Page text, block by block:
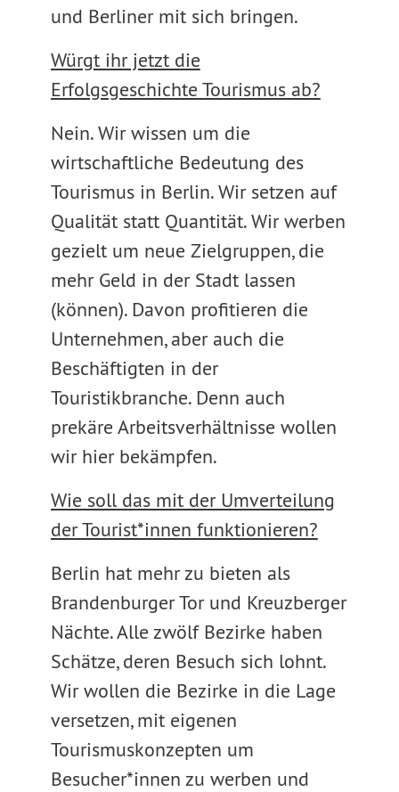
und Berliner mit sich bringen.
Würgt ihr jetzt die
Erfolgsgeschichte Tourismus ab?
Nein. Wir wissen um die
wirtschaftliche Bedeutung des
Tourismus in Berlin. Wir setzen auf
Qualität statt Quantität. Wir werben
gezielt um neue Zielgruppen, die
mehr Geld in der Stadt lassen
(können). Davon profitieren die
Unternehmen, aber auch die
Beschäftigten in der
Touristikbranche. Denn auch
prekäre Arbeitsverhältnisse wollen
wir hier bekämpfen.
Wie soll das mit der Umverteilung
der Tourist*innen funktionieren?
Berlin hat mehr zu bieten als
Brandenburger Tor und Kreuzberger
Nächte. Alle zwölf Bezirke haben
Schätze, deren Besuch sich lohnt.
Wir wollen die Bezirke in die Lage
versetzen, mit eigenen
Tourismuskonzepten um
Besucher*innen zu werben und